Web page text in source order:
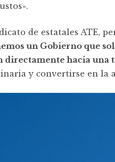
de estatales ATE,
un Gobierno que
directamente hacia una
y convertirse en la